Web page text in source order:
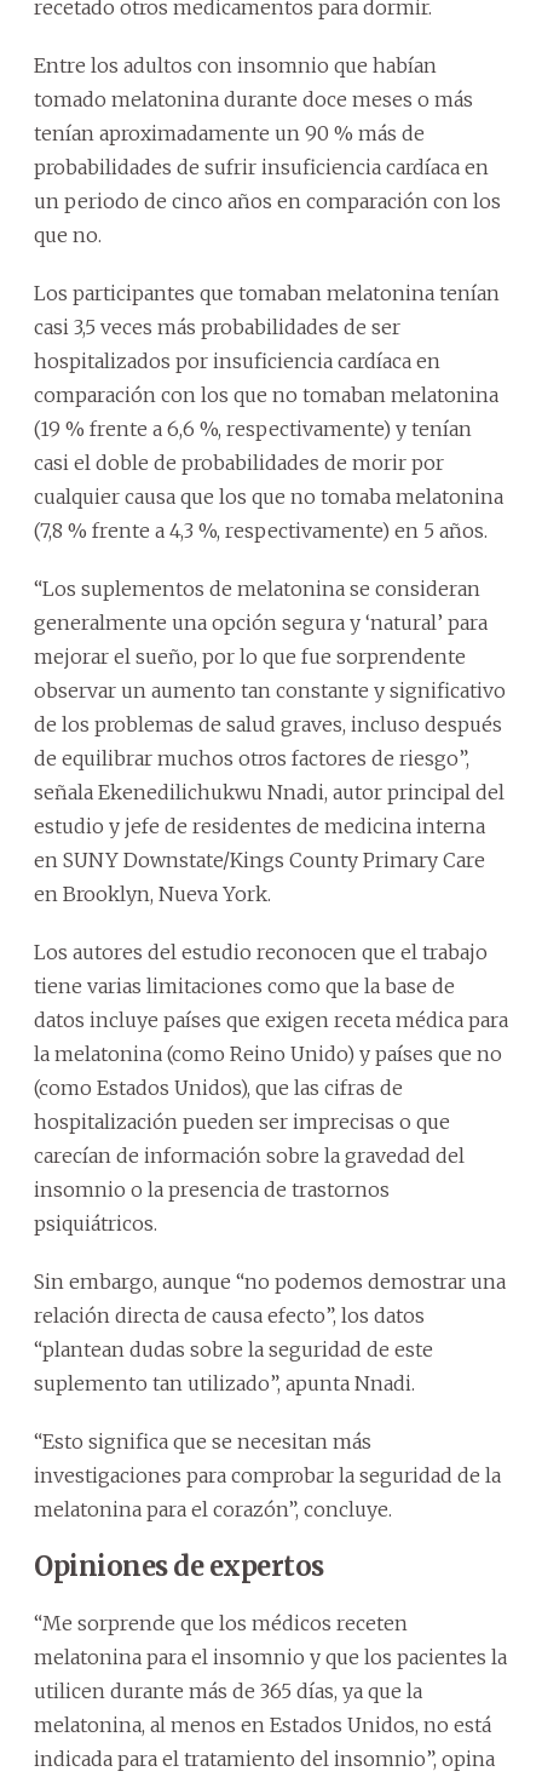
recetado otros medicamentos para dormir.
Entre los adultos con insomnio que habían
tomado melatonina durante doce meses o más
tenían aproximadamente un 90 % más de
probabilidades de sufrir insuficiencia cardíaca en
un periodo de cinco años en comparación con los
que no.
Los participantes que tomaban melatonina tenían
casi 3,5 veces más probabilidades de ser
hospitalizados por insuficiencia cardíaca en
comparación con los que no tomaban melatonina
(19 % frente a 6,6 %, respectivamente) y tenían
casi el doble de probabilidades de morir por
cualquier causa que los que no tomaba melatonina
(7,8 % frente a 4,3 %, respectivamente) en 5 años.
“Los suplementos de melatonina se consideran
generalmente una opción segura y ‘natural’ para
mejorar el sueño, por lo que fue sorprendente
observar un aumento tan constante y significativo
de los problemas de salud graves, incluso después
de equilibrar muchos otros factores de riesgo”,
señala Ekenedilichukwu Nnadi, autor principal del
estudio y jefe de residentes de medicina interna
en SUNY Downstate/Kings County Primary Care
en Brooklyn, Nueva York.
Los autores del estudio reconocen que el trabajo
tiene varias limitaciones como que la base de
datos incluye países que exigen receta médica para
la melatonina (como Reino Unido) y países que no
(como Estados Unidos), que las cifras de
hospitalización pueden ser imprecisas o que
carecían de información sobre la gravedad del
insomnio o la presencia de trastornos
psiquiátricos.
Sin embargo, aunque “no podemos demostrar una
relación directa de causa efecto”, los datos
“plantean dudas sobre la seguridad de este
suplemento tan utilizado”, apunta Nnadi.
“Esto significa que se necesitan más
investigaciones para comprobar la seguridad de la
melatonina para el corazón”, concluye.
Opiniones de expertos
“Me sorprende que los médicos receten
melatonina para el insomnio y que los pacientes la
utilicen durante más de 365 días, ya que la
melatonina, al menos en Estados Unidos, no está
indicada para el tratamiento del insomnio”, opina